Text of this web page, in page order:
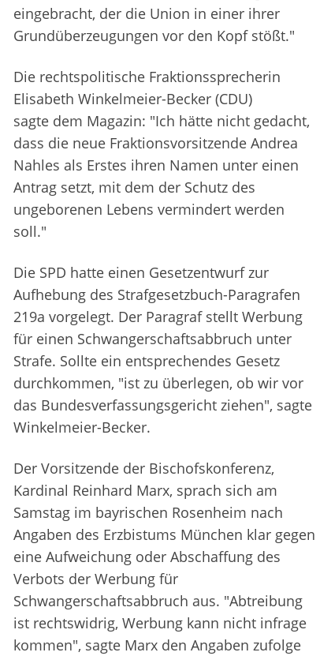
eingebracht, der die Union in einer ihrer
Grundüberzeugungen vor den Kopf stößt."
Die rechtspolitische Fraktionssprecherin
Elisabeth Winkelmeier-Becker (CDU)
sagte dem Magazin: "Ich hätte nicht gedacht,
dass die neue Fraktionsvorsitzende Andrea
Nahles als Erstes ihren Namen unter einen
Antrag setzt, mit dem der Schutz des
ungeborenen Lebens vermindert werden
soll."
Die SPD hatte einen Gesetzentwurf zur
Aufhebung des Strafgesetzbuch-Paragrafen
219a vorgelegt. Der Paragraf stellt Werbung
für einen Schwangerschaftsabbruch unter
Strafe. Sollte ein entsprechendes Gesetz
durchkommen, "ist zu überlegen, ob wir vor
das Bundesverfassungsgericht ziehen", sagte
Winkelmeier-Becker.
Der Vorsitzende der Bischofskonferenz,
Kardinal Reinhard Marx, sprach sich am
Samstag im bayrischen Rosenheim nach
Angaben des Erzbistums München klar gegen
eine Aufweichung oder Abschaffung des
Verbots der Werbung für
Schwangerschaftsabbruch aus. "Abtreibung
ist rechtswidrig, Werbung kann nicht infrage
kommen", sagte Marx den Angaben zufolge